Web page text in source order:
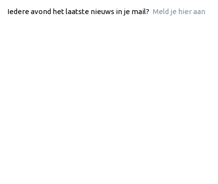
Iedere avond het laatste nieuws in je mail? Meld je hier aan